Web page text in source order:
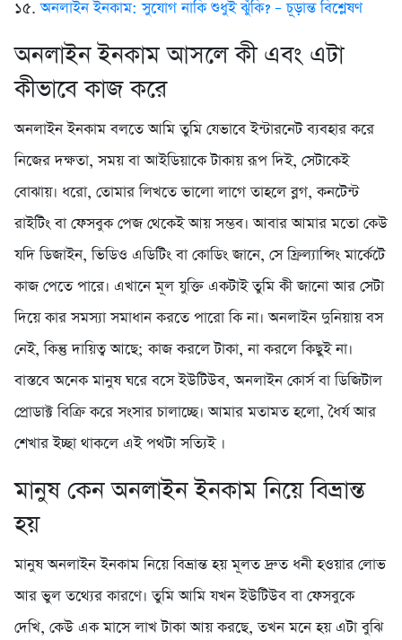
১৫.অনলাইন ইনকাম: সুযোগ নাকি শুধুই ঝুঁকি? – চূড়ান্ত বিশ্লেষণ
অনলাইন ইনকাম আসলে কী এবং এটা
কীভাবে কাজ করে
অনলাইন ইনকাম বলতে আমি তুমি যেভাবে ইন্টারনেট ব্যবহার করে
নিজের দক্ষতা, সময় বা আইডিয়াকে টাকায় রূপ দিই, সেটাকেই
বোঝায়। ধরো, তোমার লিখতে ভালো লাগে তাহলে ব্লগ, কনটেন্ট
রাইটিং বা ফেসবুক পেজ থেকেই আয় সম্ভব। আবার আমার মতো কেউ
যদি ডিজাইন, ভিডিও এডিটিং বা কোডিং জানে, সে ফ্রিল্যান্সিং মার্কেটে
কাজ পেতে পারে। এখানে মূল যুক্তি একটাই তুমি কী জানো আর সেটা
দিয়ে কার সমস্যা সমাধান করতে পারো কি না। অনলাইন দুনিয়ায় বস
নেই, কিন্তু দায়িত্ব আছে; কাজ করলে টাকা, না করলে কিছুই না।
বাস্তবে অনেক মানুষ ঘরে বসে ইউটিউব, অনলাইন কোর্স বা ডিজিটাল
প্রোডাক্ট বিক্রি করে সংসার চালাচ্ছে। আমার মতামত হলো, ধৈর্য আর
শেখার ইচ্ছা থাকলে এই পথটা সত্যিই ।
মানুষ কেন অনলাইন ইনকাম নিয়ে বিভ্রান্ত
হয়
মানুষ অনলাইন ইনকাম নিয়ে বিভ্রান্ত হয় মূলত দ্রুত ধনী হওয়ার লোভ
আর ভুল তথ্যের কারণে। তুমি আমি যখন ইউটিউব বা ফেসবুকে
দেখি, কেউ এক মাসে লাখ টাকা আয় করছে, তখন মনে হয় এটা বুঝি